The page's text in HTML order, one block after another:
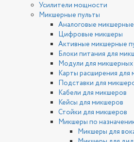
Усилители мощности
Микшерные пульты
Аналоговые
Цифровые микшеры
Активные микшерные
Блоки питания для
Модули для микшерных
Карты расширения для
Подставки для
Кабели для микшеров
Кейсы для микшеров
Стойки для микшеров
Микшеры по
Микшеры для